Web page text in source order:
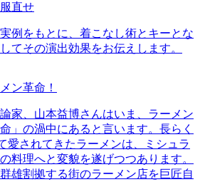
直せ
例をもとに、着こなし術とキーとな
てその演出効果をお伝えします。
ン革命！
家、山本益博さんはいま、ラーメン
」の渦中にあると言います。長らく
愛されてきたラーメンは、ミシュラ
料理へと変貌を遂げつつあります。
雄割拠する街のラーメン店を巨匠自